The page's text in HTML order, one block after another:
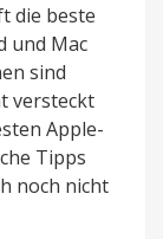
die beste
und Mac
sind
versteckt
Apple-
Tipps
noch nicht